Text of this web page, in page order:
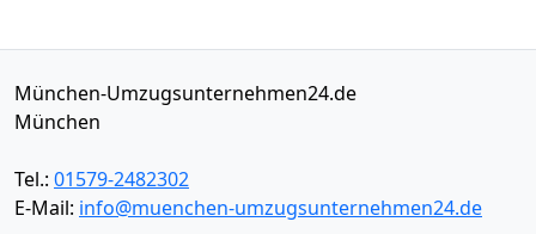
München-Umzugsunternehmen24.de
München
Tel.: 01579-2482302
E-Mail: info@muenchen-umzugsunternehmen24.de